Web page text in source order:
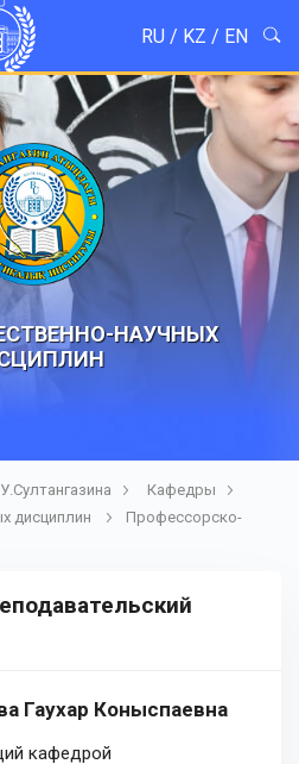
RU / KZ / EN
НАУЧНЫХ
Кафедры
дисциплин
Профессорско-
Гаухар Коныспаевна
кафедрой